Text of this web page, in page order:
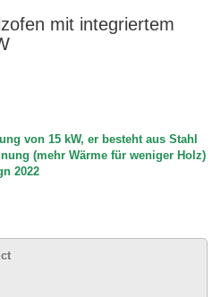
mit integriertem
von 15 kW, er besteht aus Stahl
(mehr Wärme für weniger Holz)
2022